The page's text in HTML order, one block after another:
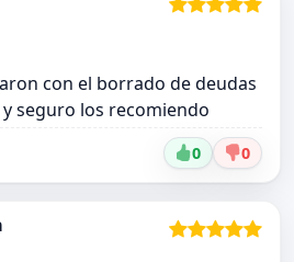
con el borrado de deudas
seguro los recomiendo
0 0